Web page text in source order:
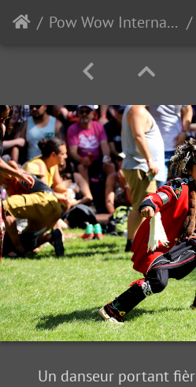
Pow Wow International de Wendake
Un danseur portant